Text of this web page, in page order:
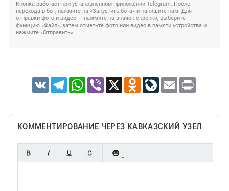
Кнопка работает при установленном приложении Telegram. После
перехода в бот, нажмите на «Запустить бота» и напишите нам. Для
отправки фото и видео — нажмите на значок скрепки, выберите
функцию «Файл», затем отметьте фото или видео в памяти устройства и
нажмите «Отправить».
VK TelegramWhatsApp
Viber X Odnoklassniki
LiveJournal
Email Print
КОММЕНТИРОВАНИЕ ЧЕРЕЗ КАВКАЗСКИЙ УЗЕЛ